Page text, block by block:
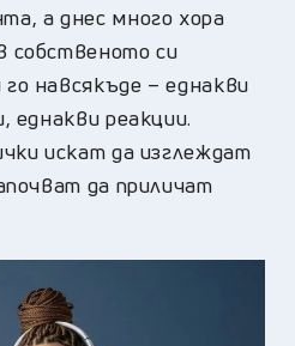
а днес много хора
собственото си
навсякъде – еднакви
еднакви реакции.
искат да изглеждат
да приличат